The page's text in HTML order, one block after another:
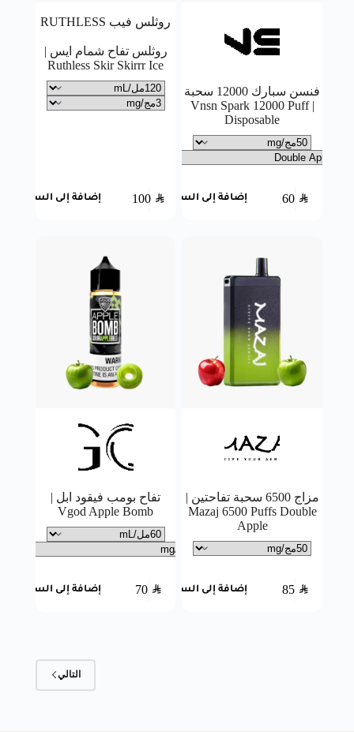
فنسن سبارك 12000 سحبة
| Vnsn Spark 12000 Puff
Disposable
60 SAR إضافة إلى السلة
روثلس فيب RUTHLESS
روثلس تفاح شمام ايس |
Ruthless Skir Skirrr Ice
100 SAR إضافة إلى السلة
مزاج 6500 سحبة تفاحتين |
Mazaj 6500 Puffs Double
Apple
85 SAR إضافة إلى السلة
تفاح بومب فيقود ابل |
Vgod Apple Bomb
70 SAR إضافة إلى السلة
التالي